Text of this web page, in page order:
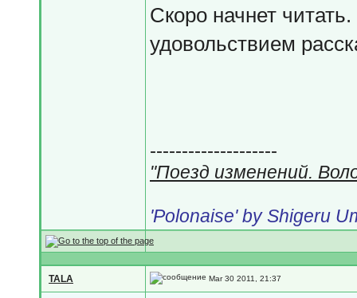
Скоро начнет
удовольствием
--------------------
"Поезд изменений.
'Polonaise' by Shigeru
TALA Mar 30 2011, 21:37